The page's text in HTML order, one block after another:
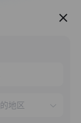
服务推荐